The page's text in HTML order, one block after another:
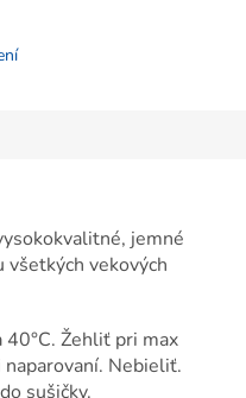
jemné
vekových
Žehliť pri max
Nebieliť.
sušičky.